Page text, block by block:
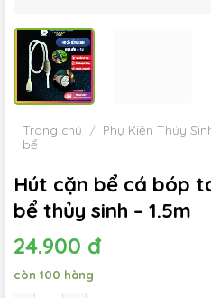
Trang chủ / Phụ Kiện Thủy
bể
Hút cặn bể cá bóp
bể thủy sinh – 1.5m
24.900 đ
còn 100 hàng